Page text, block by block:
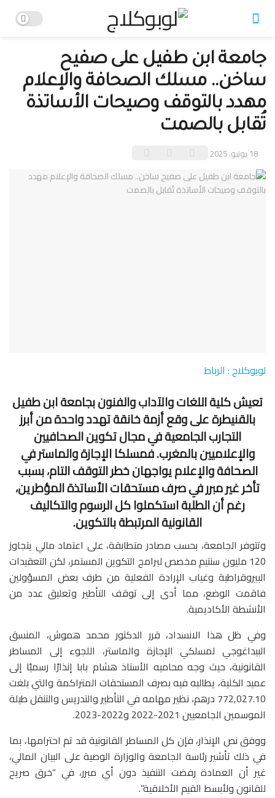
جامعة ابن طفيل على صفيح
ساخن.. مسلك الصحافة والإعلام
مهدد بالتوقف وصيحات الأساتذة
تُقابل بالصمت
18 يونيو، 2025
لوبوكلاج : الرباط
تعيش كلية اللغات والآداب والفنون بجامعة ابن طفيل
بالقنيطرة على وقع أزمة خانقة تهدد واحدة من أبرز
التجارب الجامعية في مجال تكوين الصحافيين
والإعلاميين بالمغرب. فمسلكا الإجازة والماستر في
الصحافة والإعلام يواجهان خطر التوقف التام، بسبب
تأخر غير مبرر في صرف مستحقات الأساتذة المؤطرين،
رغم أن الطلبة استكملوا كل الرسوم والتكاليف
القانونية المرتبطة بالتكوين.
وتتوفر الجامعة، بحسب مصادر متطابقة، على اعتماد مالي يتجاوز
120 مليون سنتيم مخصص لبرامج التكوين المستمر، لكن التعقيدات
البيروقراطية وغياب الإرادة الفعلية من طرف بعض المسؤولين
فاقمت الوضع، مما أدى إلى توقف التأطير وتعليق عدد من
الأنشطة الأكاديمية.
وفي ظل هذا الانسداد، قرر الدكتور محمد هموش، المنسق
البيداغوجي لمسلكي الإجازة والماستر، اللجوء إلى المساطر
القانونية، حيث وجه محاميه الأستاذ هشام بابا إنذارًا رسميًا إلى
عميد الكلية، يطالبه فيه بصرف المستحقات المتراكمة والتي بلغت
772,027.10 درهم، نظير مهامه في التأطير والتدريس والتنقل طيلة
الموسمين الجامعيين 2021-2022 و2022-2023.
ووفق نص الإنذار، فإن كل المساطر القانونية قد تم احترامها، بما
في ذلك تأشير رئاسة الجامعة والوزارة الوصية على البيان المالي،
غير أن العمادة رفضت التنفيذ دون أي مبرر، في “خرق صريح
للقانون ولأبسط القيم الأخلاقية”.